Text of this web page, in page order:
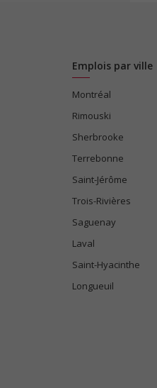
Emplois par ville
Montréal
Rimouski
Sherbrooke
Terrebonne
Saint-Jérôme
Trois-Rivières
Saguenay
Laval
Saint-Hyacinthe
Longueuil